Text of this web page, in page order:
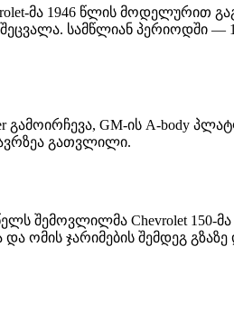
მა 1946 წლის მოდელურით
ი შეცვალა. სამწლიან
GM-ის A-body
გათვლილი.
შემოვლილმა Chevrolet 150-
ომის ჯარიმების შემდეგ გზაზე